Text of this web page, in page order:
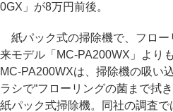
0GX」が8万円前後。
紙パック式の掃除機で、フロー
来モデル「MC-PA200WX」より
MC-PA200WXは、掃除機の吸い
ラシで“フローリングの菌まで拭
紙パック式掃除機。同社の調査